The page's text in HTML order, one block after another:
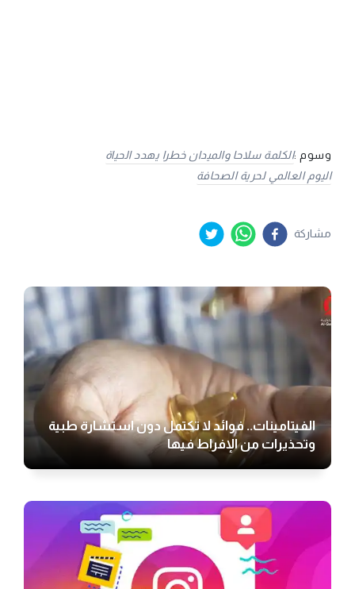
وسوم :الكلمة سلاحا والميدان خطرا يهدد الحياة
اليوم العالمي لحرية الصحافة
مشاركة
الفيتامينات.. فوائد لا تكتمل دون استشارة طبية
وتحذيرات من الإفراط فيها